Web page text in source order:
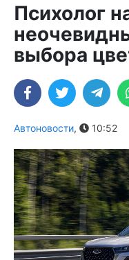
Психолог
выбора
Автоновости, 10:52